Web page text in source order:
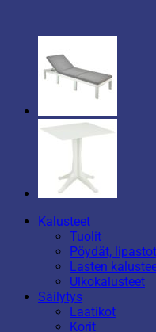
Kalusteet
Tuolit
Pöydät,
Lasten
Ulkokalusteet
Säilytys
Laatikot
Korit